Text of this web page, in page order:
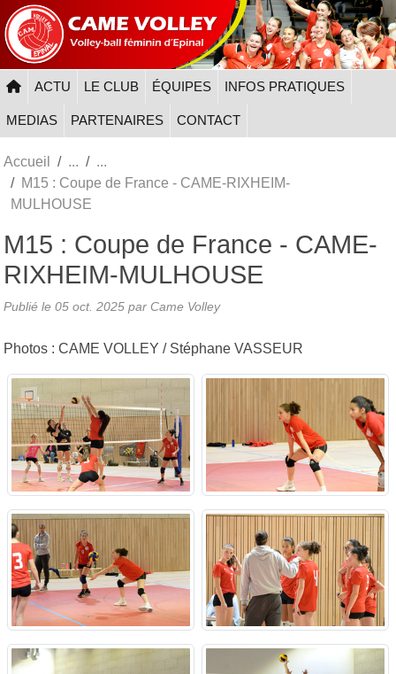
ACTU LE CLUB ÉQUIPES INFOS PRATIQUES
MEDIAS PARTENAIRES CONTACT
Accueil
M15 : Coupe de France - CAME-RIXHEIM-
MULHOUSE
M15 : Coupe de France - CAME-
RIXHEIM-MULHOUSE
Publié le 05 oct. 2025 par Came Volley
Photos : CAME VOLLEY / Stéphane VASSEUR
Panneau de gestion des cookies